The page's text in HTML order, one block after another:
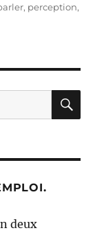
, perception,
deux